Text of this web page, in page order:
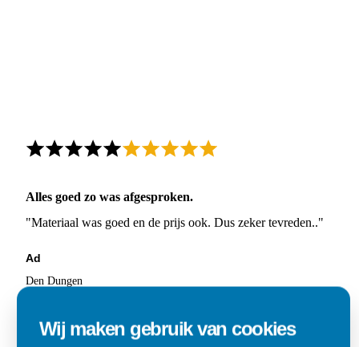
Alles goed zo was afgesproken.
"Materiaal was goed en de prijs ook. Dus zeker tevreden.."
Ad
Den Dungen
Wij maken gebruik van cookies